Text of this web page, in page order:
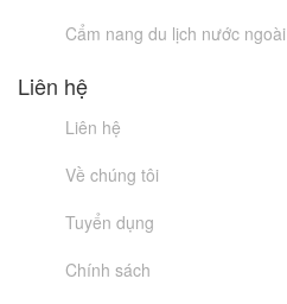
Cẩm nang du lịch nước ngoài
Liên hệ
Liên hệ
Về chúng tôi
Tuyển dụng
Chính sách